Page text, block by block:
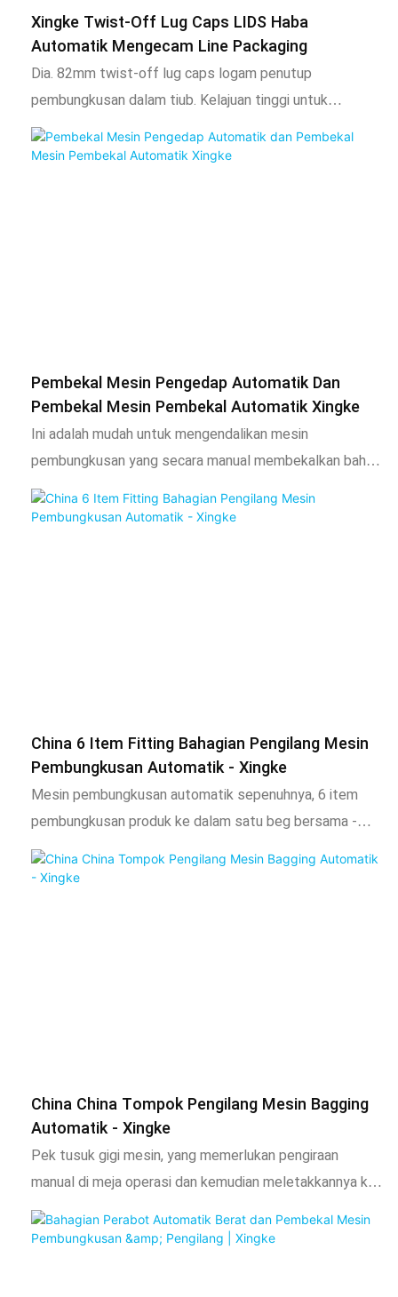
Xingke Twist-Off Lug Caps LIDS Haba
Automatik Mengecam Line Packaging
Dia. 82mm twist-off lug caps logam penutup
pembungkusan dalam tiub. Kelajuan tinggi untuk
ketepatan dan kecekapan. Untuk pembungkusan topi
dalam tiub tidak ada masalah.
Крышки закаточные "Твист-офф"
упаковочный проект для твист-офф 82 мм
Pembekal Mesin Pengedap Automatik Dan
Pembekal Mesin Pembekal Automatik Xingke
Ini adalah mudah untuk mengendalikan mesin
pembungkusan yang secara manual membekalkan bahan.
Apabila mesin merasakan penurunan, ia secara automatik
akan menutup beg tersebut. Seterusnya, mesin akan
China 6 Item Fitting Bahagian Pengilang Mesin
Pembungkusan Automatik - Xingke
Mesin pembungkusan automatik sepenuhnya, 6 item
pembungkusan produk ke dalam satu beg bersama -
sama. Mengira skru/ kacang/ mesin basuh/ bolt/
cangkuk cangkuk/ getah/ plastikwith pengekod
China China Tompok Pengilang Mesin Bagging
Automatik - Xingke
Pek tusuk gigi mesin, yang memerlukan pengiraan
manual di meja operasi dan kemudian meletakkannya ke
dalam kotak. Baldi rantai terdiri daripada banyak kotak
bahan kecil. Apabila baldi rantai berjalan, kotak bahan